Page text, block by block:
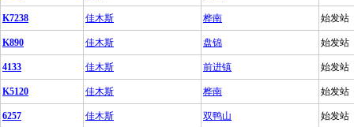
K7238 佳木斯 桦南 始发站
K890 佳木斯 盘锦 始发站
4133 佳木斯 前进镇 始发站
K5120 佳木斯 桦南 始发站
6257 佳木斯 双鸭山 始发站